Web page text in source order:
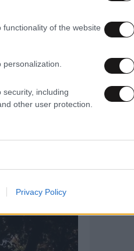
of the website
including
other user protection.
Privacy Policy